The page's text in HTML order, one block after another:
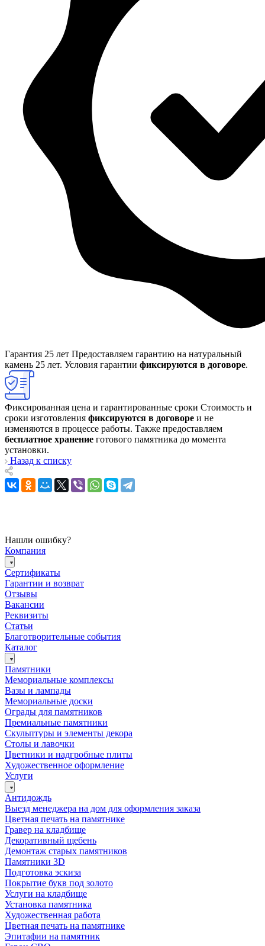
Гарантия 25 лет Предоставляем гарантию на натуральный
камень 25 лет. Условия гарантии фиксируются в договоре.
Фиксированная цена и гарантированные сроки Стоимость и
сроки изготовления фиксируются в договоре и не
изменяются в процессе работы. Также предоставляем
бесплатное хранение готового памятника до момента
установки.
Назад к списку
Нашли ошибку?
Компания
Сертификаты
Гарантии и возврат
Отзывы
Вакансии
Реквизиты
Статьи
Благотворительные события
Каталог
Памятники
Мемориальные комплексы
Вазы и лампады
Мемориальные доски
Ограды для памятников
Премиальные памятники
Скульптуры и элементы декора
Столы и лавочки
Цветники и надгробные плиты
Художественное оформление
Услуги
Антидождь
Выезд менеджера на дом для оформления заказа
Цветная печать на памятнике
Гравер на кладбище
Декоративный щебень
Демонтаж старых памятников
Памятники 3D
Подготовка эскиза
Покрытие букв под золото
Услуги на кладбище
Установка памятника
Художественная работа
Цветная печать на памятнике
Эпитафии на памятник